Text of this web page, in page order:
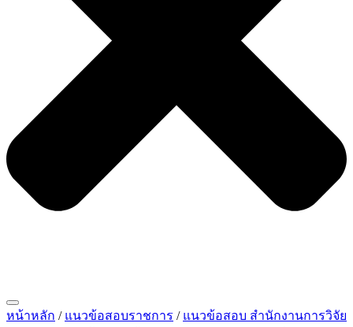
หน้าหลัก / แนวข้อสอบราชการ / แนวข้อสอบ สำนักงานการวิจัย